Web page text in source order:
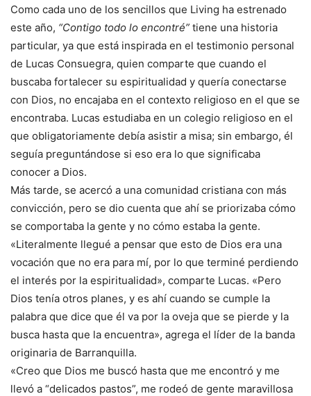
Como cada uno de los sencillos que Living ha estrenado
este año, “Contigo todo lo encontré” tiene una historia
particular, ya que está inspirada en el testimonio personal
de Lucas Consuegra, quien comparte que cuando el
buscaba fortalecer su espiritualidad y quería conectarse
con Dios, no encajaba en el contexto religioso en el que se
encontraba. Lucas estudiaba en un colegio religioso en el
que obligatoriamente debía asistir a misa; sin embargo, él
seguía preguntándose si eso era lo que significaba
conocer a Dios.
Más tarde, se acercó a una comunidad cristiana con más
convicción, pero se dio cuenta que ahí se priorizaba cómo
se comportaba la gente y no cómo estaba la gente.
«Literalmente llegué a pensar que esto de Dios era una
vocación que no era para mí, por lo que terminé perdiendo
el interés por la espiritualidad», comparte Lucas. «Pero
Dios tenía otros planes, y es ahí cuando se cumple la
palabra que dice que él va por la oveja que se pierde y la
busca hasta que la encuentra», agrega el líder de la banda
originaria de Barranquilla.
«Creo que Dios me buscó hasta que me encontró y me
llevó a “delicados pastos”, me rodeó de gente maravillosa